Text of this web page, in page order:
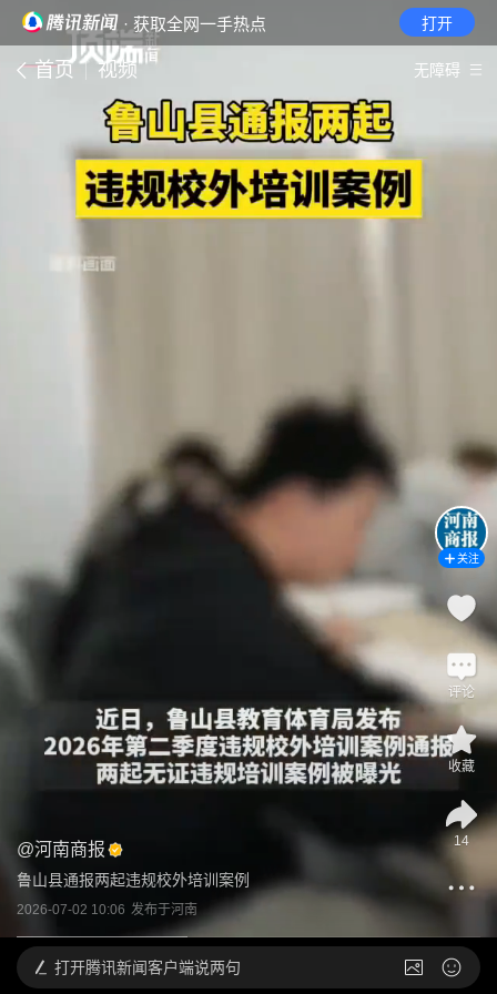
· 获取全网一手热点 打开
首页 视频 无障碍
@河南商报
鲁山县通报两起违规校外培训案例
2026-07-02 10:06 发布于河南
关注
评论
收藏
14
打开腾讯新闻客户端说两句